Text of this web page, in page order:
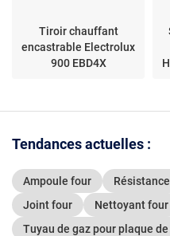
Tiroir chauffant
encastrable Electrolux
900 EBD4X
Tendances actuelles :
Ampoule four
Joint four
Nettoyant four
Tuyau de gaz pour plaque